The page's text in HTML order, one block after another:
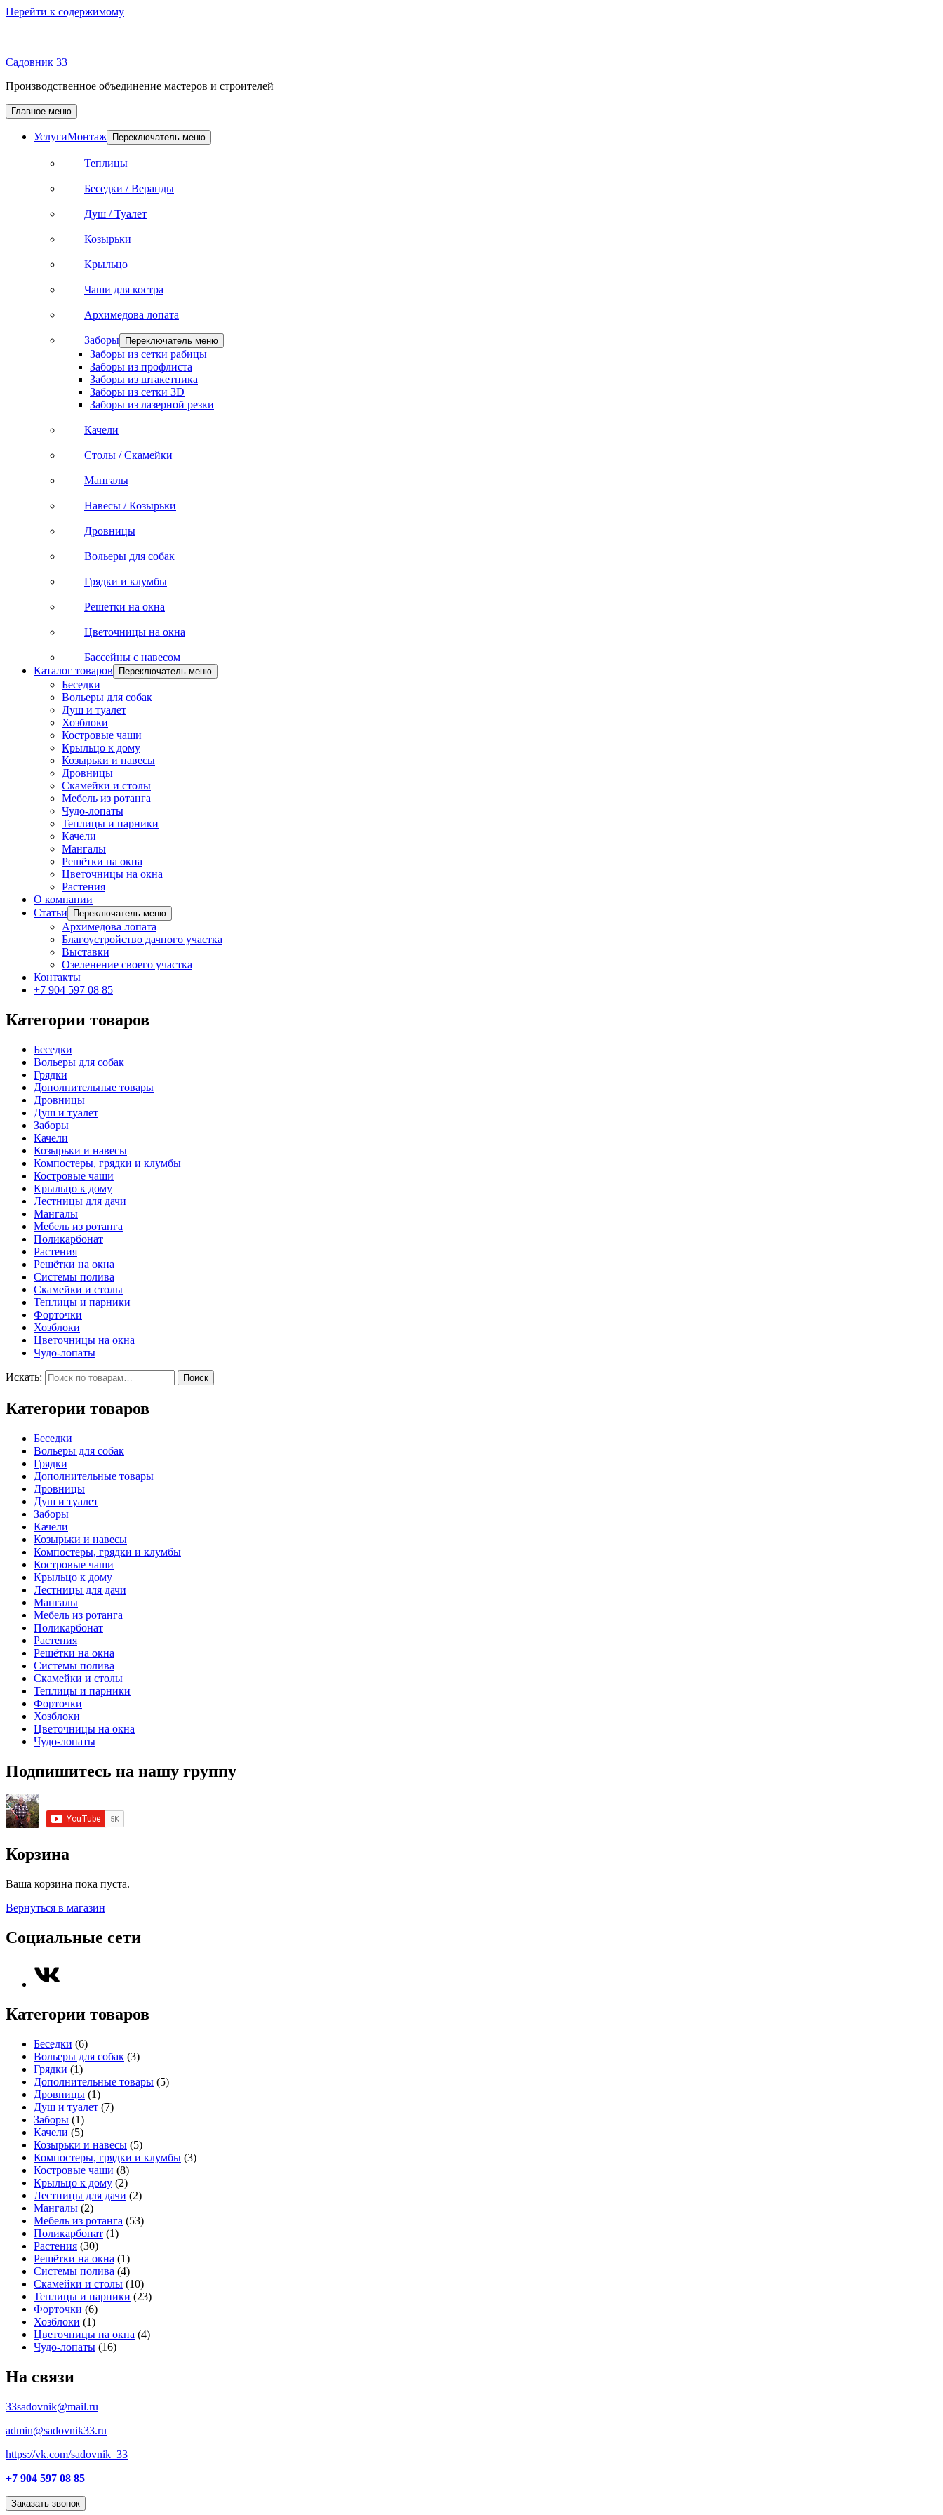
Перейти к содержимому
Садовник 33
Производственное объединение мастеров и строителей
Главное меню
УслугиМонтаж Переключатель меню
Теплицы
Беседки / Веранды
Душ / Туалет
Козырьки
Крыльцо
Чаши для костра
Архимедова лопата
Заборы Переключатель меню
Заборы из сетки рабицы
Заборы из профлиста
Заборы из штакетника
Заборы из сетки 3D
Заборы из лазерной резки
Качели
Столы / Скамейки
Мангалы
Навесы / Козырьки
Дровницы
Вольеры для собак
Грядки и клумбы
Решетки на окна
Цветочницы на окна
Бассейны с навесом
Каталог товаров
Переключатель меню
Беседки
Вольеры для собак
Душ и туалет
Хозблоки
Костровые чаши
Крыльцо к дому
Козырьки и навесы
Дровницы
Скамейки и столы
Мебель из ротанга
Чудо-лопаты
Теплицы и парники
Качели
Мангалы
Решётки на окна
Цветочницы на окна
Растения
О компании
Статьи
Переключатель меню
Архимедова лопата
Благоустройство дачного участка
Выставки
Озеленение своего участка
Контакты
+7 904 597 08 85
Категории товаров
Беседки
Вольеры для собак
Грядки
Дополнительные товары
Дровницы
Душ и туалет
Заборы
Качели
Козырьки и навесы
Компостеры, грядки и клумбы
Костровые чаши
Крыльцо к дому
Лестницы для дачи
Мангалы
Мебель из ротанга
Поликарбонат
Растения
Решётки на окна
Системы полива
Скамейки и столы
Теплицы и парники
Форточки
Хозблоки
Цветочницы на окна
Чудо-лопаты
Искать: Поиск
Категории товаров
Беседки
Вольеры для собак
Грядки
Дополнительные товары
Дровницы
Душ и туалет
Заборы
Качели
Козырьки и навесы
Компостеры, грядки и клумбы
Костровые чаши
Крыльцо к дому
Лестницы для дачи
Мангалы
Мебель из ротанга
Поликарбонат
Растения
Решётки на окна
Системы полива
Скамейки и столы
Теплицы и парники
Форточки
Хозблоки
Цветочницы на окна
Чудо-лопаты
Подпишитесь на нашу группу
Корзина
Ваша корзина пока пуста.
Вернуться в магазин
Социальные сети
Категории товаров
Беседки (6)
Вольеры для собак (3)
Грядки (1)
Дополнительные товары (5)
Дровницы (1)
Душ и туалет (7)
Заборы (1)
Качели (5)
Козырьки и навесы (5)
Компостеры, грядки и клумбы (3)
Костровые чаши (8)
Крыльцо к дому (2)
Лестницы для дачи (2)
Мангалы (2)
Мебель из ротанга (53)
Поликарбонат (1)
Растения (30)
Решётки на окна (1)
Системы полива (4)
Скамейки и столы (10)
Теплицы и парники (23)
Форточки (6)
Хозблоки (1)
Цветочницы на окна (4)
Чудо-лопаты (16)
На связи
33sadovnik@mail.ru
admin@sadovnik33.ru
https://vk.com/sadovnik_33
+7 904 597 08 85
Заказать звонок